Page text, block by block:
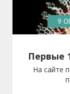
9
Первые
На сайте